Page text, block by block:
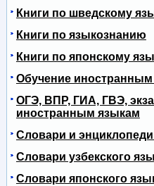
Книги по шведскому
Книги по языкознанию
Книги по японскому
Обучение
ОГЭ, ВПР, ГИА, ГВЭ,
иностранным языкам
Словари и
Словари узбекского
Словари японского